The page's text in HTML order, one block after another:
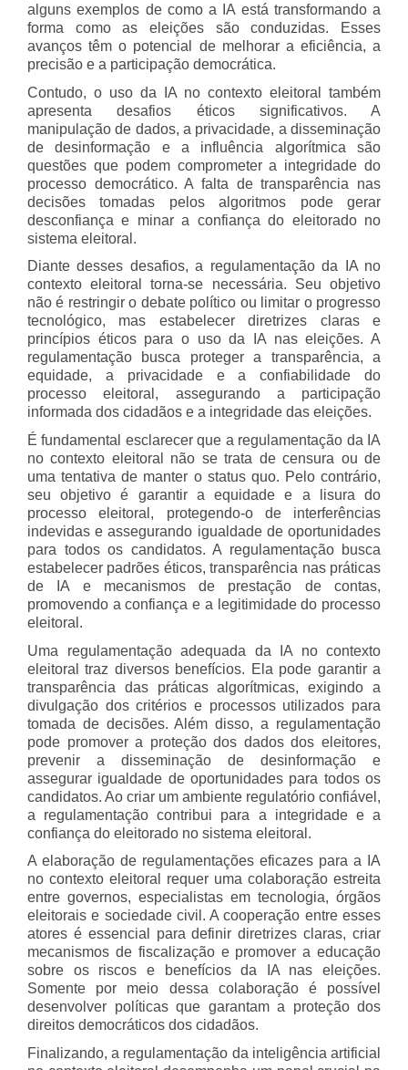
alguns exemplos de como a IA está transformando a
forma como as eleições são conduzidas. Esses
avanços têm o potencial de melhorar a eficiência, a
precisão e a participação democrática.
Contudo, o uso da IA no contexto eleitoral também
apresenta desafios éticos significativos. A
manipulação de dados, a privacidade, a disseminação
de desinformação e a influência algorítmica são
questões que podem comprometer a integridade do
processo democrático. A falta de transparência nas
decisões tomadas pelos algoritmos pode gerar
desconfiança e minar a confiança do eleitorado no
sistema eleitoral.
Diante desses desafios, a regulamentação da IA no
contexto eleitoral torna-se necessária. Seu objetivo
não é restringir o debate político ou limitar o progresso
tecnológico, mas estabelecer diretrizes claras e
princípios éticos para o uso da IA nas eleições. A
regulamentação busca proteger a transparência, a
equidade, a privacidade e a confiabilidade do
processo eleitoral, assegurando a participação
informada dos cidadãos e a integridade das eleições.
É fundamental esclarecer que a regulamentação da IA
no contexto eleitoral não se trata de censura ou de
uma tentativa de manter o status quo. Pelo contrário,
seu objetivo é garantir a equidade e a lisura do
processo eleitoral, protegendo-o de interferências
indevidas e assegurando igualdade de oportunidades
para todos os candidatos. A regulamentação busca
estabelecer padrões éticos, transparência nas práticas
de IA e mecanismos de prestação de contas,
promovendo a confiança e a legitimidade do processo
eleitoral.
Uma regulamentação adequada da IA no contexto
eleitoral traz diversos benefícios. Ela pode garantir a
transparência das práticas algorítmicas, exigindo a
divulgação dos critérios e processos utilizados para
tomada de decisões. Além disso, a regulamentação
pode promover a proteção dos dados dos eleitores,
prevenir a disseminação de desinformação e
assegurar igualdade de oportunidades para todos os
candidatos. Ao criar um ambiente regulatório confiável,
a regulamentação contribui para a integridade e a
confiança do eleitorado no sistema eleitoral.
A elaboração de regulamentações eficazes para a IA
no contexto eleitoral requer uma colaboração estreita
entre governos, especialistas em tecnologia, órgãos
eleitorais e sociedade civil. A cooperação entre esses
atores é essencial para definir diretrizes claras, criar
mecanismos de fiscalização e promover a educação
sobre os riscos e benefícios da IA nas eleições.
Somente por meio dessa colaboração é possível
desenvolver políticas que garantam a proteção dos
direitos democráticos dos cidadãos.
Finalizando, a regulamentação da inteligência artificial